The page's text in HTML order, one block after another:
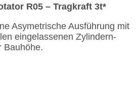
R05 – Tragkraft 3t*
Asymetrische Ausführung mit
eingelassenen Zylindern-
Bauhöhe.